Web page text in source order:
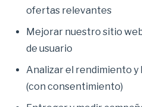
ofertas relevantes
Mejorar nuestro sitio
de usuario
Analizar el rendimiento y
(con consentimiento)